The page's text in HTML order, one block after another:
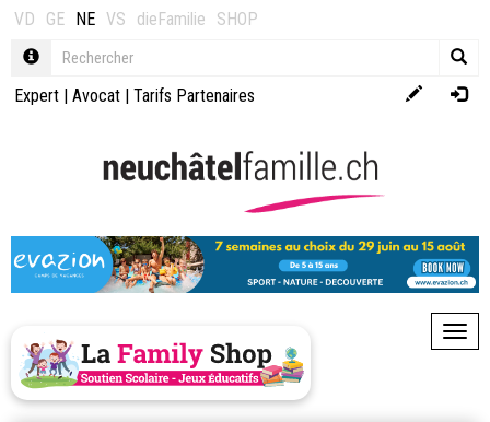
VD GE NE VS dieFamilie SHOP
Expert | Avocat | Tarifs Partenaires